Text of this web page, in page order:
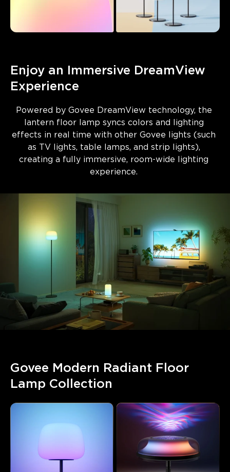
Enjoy an Immersive DreamView
Experience
Powered by Govee DreamView technology, the
lantern floor lamp syncs colors and lighting
effects in real time with other Govee lights (such
as TV lights, table lamps, and strip lights),
creating a fully immersive, room-wide lighting
experience.
Govee Modern Radiant Floor
Lamp Collection